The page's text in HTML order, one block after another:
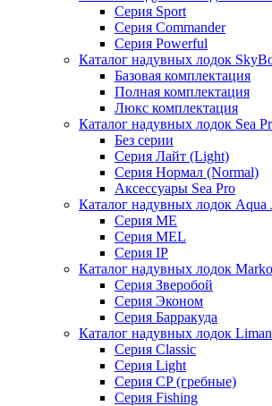
Серия Sport
Серия Commander
Серия Powerful
Каталог надувных лодок
Базовая комплектация
Полная комплектация
Люкс комплектация
Каталог надувных лодок Sea
Без серии
Серия Лайт (Light)
Серия Нормал (Normal)
Аксессуары Sea Pro
Каталог надувных лодок Aqua
Серия ME
Серия MEL
Серия IP
Каталог надувных лодок Marko
Серия Зверобой
Серия Эконом
Серия Барракуда
Каталог надувных лодок Liman
Серия Classic
Серия Light
Серия CP (гребные)
Серия Fishing